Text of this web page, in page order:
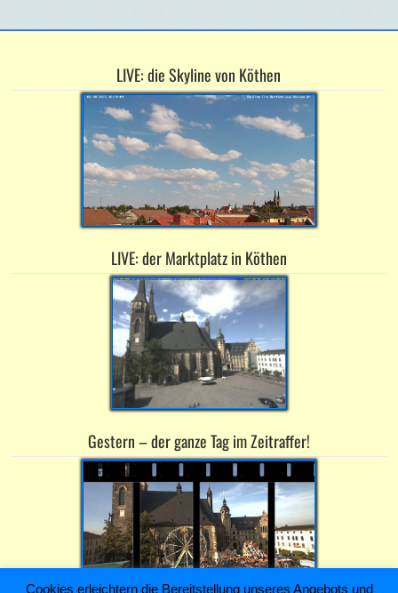
LIVE: die Skyline von Köthen
LIVE: der Marktplatz in Köthen
Gestern – der ganze Tag im Zeitraffer!
Cookies erleichtern die Bereitstellung unseres Angebots und